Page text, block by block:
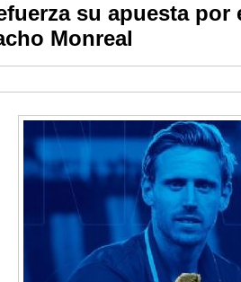
su apuesta
Monreal